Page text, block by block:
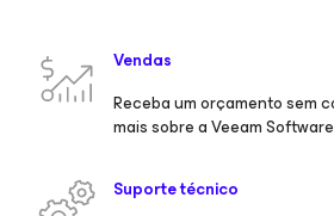
Vendas
Receba um orçamento sem
mais sobre a Veeam Software
Suporte técnico